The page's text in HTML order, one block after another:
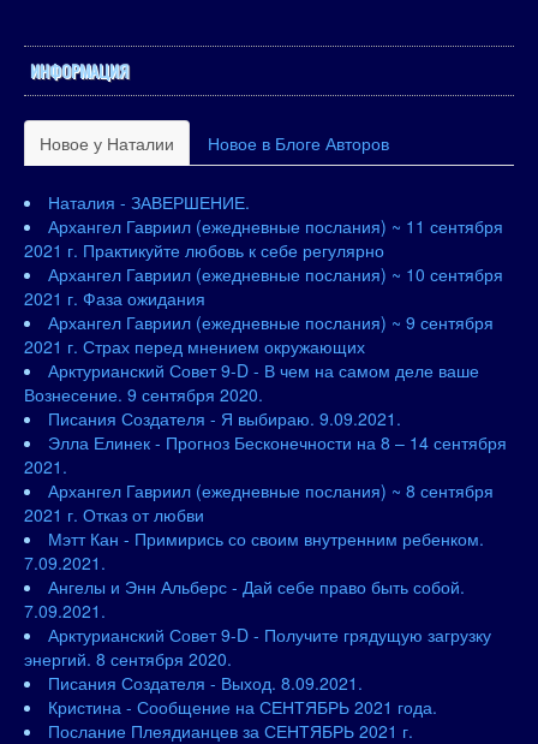
ИНФОРМАЦИЯ
Новое у Наталии Новое в Блоге Авторов
Наталия - ЗАВЕРШЕНИЕ.
Архангел Гавриил (ежедневные послания) ~ 11 сентября
2021 г. Практикуйте любовь к себе регулярно
Архангел Гавриил (ежедневные послания) ~ 10 сентября
2021 г. Фаза ожидания
Архангел Гавриил (ежедневные послания) ~ 9 сентября
2021 г. Страх перед мнением окружающих
Арктурианский Совет 9-D - В чем на самом деле ваше
Вознесение. 9 сентября 2020.
Писания Создателя - Я выбираю. 9.09.2021.
Элла Елинек - Прогноз Бесконечности на 8 – 14 сентября
2021.
Архангел Гавриил (ежедневные послания) ~ 8 сентября
2021 г. Отказ от любви
Мэтт Кан - Примирись со своим внутренним ребенком.
7.09.2021.
Ангелы и Энн Альберс - Дай себе право быть собой.
7.09.2021.
Арктурианский Совет 9-D - Получите грядущую загрузку
энергий. 8 сентября 2020.
Писания Создателя - Выход. 8.09.2021.
Кристина - Сообщение на СЕНТЯБРЬ 2021 года.
Послание Плеядианцев за СЕНТЯБРЬ 2021 г.